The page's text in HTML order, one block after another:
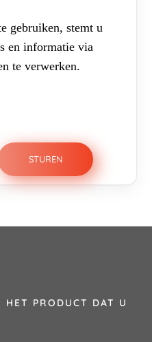
gebruiken, stemt u
en informatie via
te verwerken.
PRODUCT DAT U